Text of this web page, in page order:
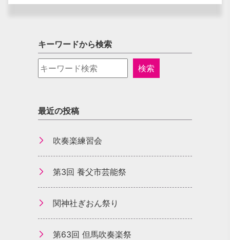
キーワードから検索
最近の投稿
吹奏楽練習会
第3回 養父市芸能祭
関神社ぎおん祭り
第63回 但馬吹奏楽祭